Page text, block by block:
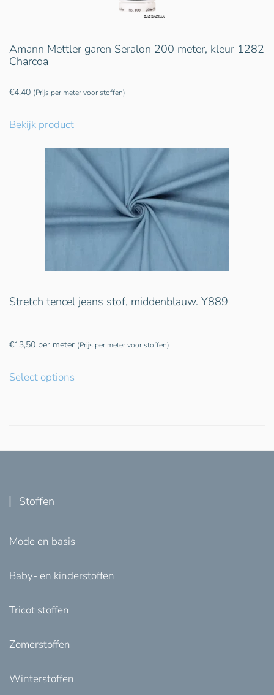
Amann Mettler garen Seralon 200 meter, kleur 1282
Charcoa
€4,40 (Prijs per meter voor stoffen)
Bekijk product
Stretch tencel jeans stof, middenblauw. Y889
€13,50 per meter (Prijs per meter voor stoffen)
Select options
Stoffen
Mode en basis
Baby- en kinderstoffen
Tricot stoffen
Zomerstoffen
Winterstoffen